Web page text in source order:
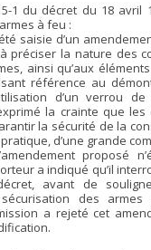
1 du décret du 18 avril
à feu :
saisie d’un
préciser la nature des
ainsi qu’aux
référence au
d’un verrou de
la crainte que les
la sécurité de la
d’une grande
proposé
a indiqué qu’il
avant de
des
a rejeté cet